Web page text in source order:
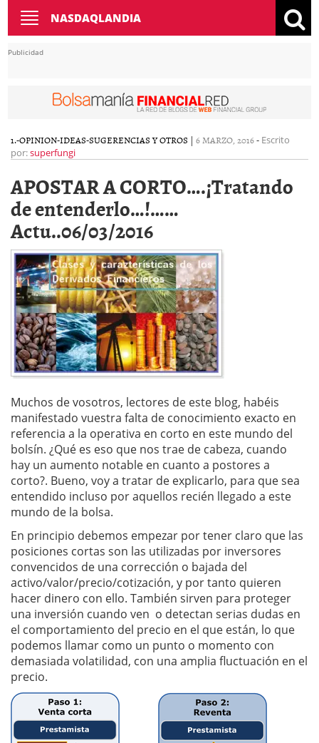
Toggle
navigation
NASDAQLANDIA
Publicidad
1.-OPINION-IDEAS-SUGERENCIAS Y OTROS | 6 MARZO, 2016- Escrito
por:superfungi
APOSTAR A CORTO….¡Tratando
de entenderlo…!……
Actu..06/03/2016
Muchos de vosotros, lectores de este blog, habéis
manifestado vuestra falta de conocimiento exacto en
referencia a la operativa en corto en este mundo del
bolsín. ¿Qué es eso que nos trae de cabeza, cuando
hay un aumento notable en cuanto a postores a
corto?. Bueno, voy a tratar de explicarlo, para que sea
entendido incluso por aquellos recién llegado a este
mundo de la bolsa.
En principio debemos empezar por tener claro que las
posiciones cortas son las utilizadas por inversores
convencidos de una corrección o bajada del
activo/valor/precio/cotización, y por tanto quieren
hacer dinero con ello. También sirven para proteger
una inversión cuando ven o detectan serias dudas en
el comportamiento del precio en el que están, lo que
podemos llamar como un punto o momento con
demasiada volatilidad, con una amplia fluctuación en el
precio.